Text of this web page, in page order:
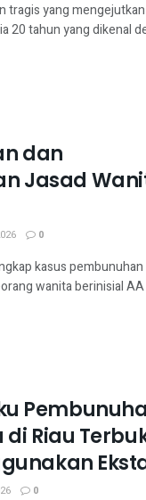
tragis yang
20 tahun yang dikenal
dan
Jasad
0
kasus pembunuhan
wanita berinisial
di Riau
0